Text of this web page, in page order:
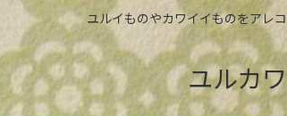
ユルイものやカワイイものをアレ
ユルカワ